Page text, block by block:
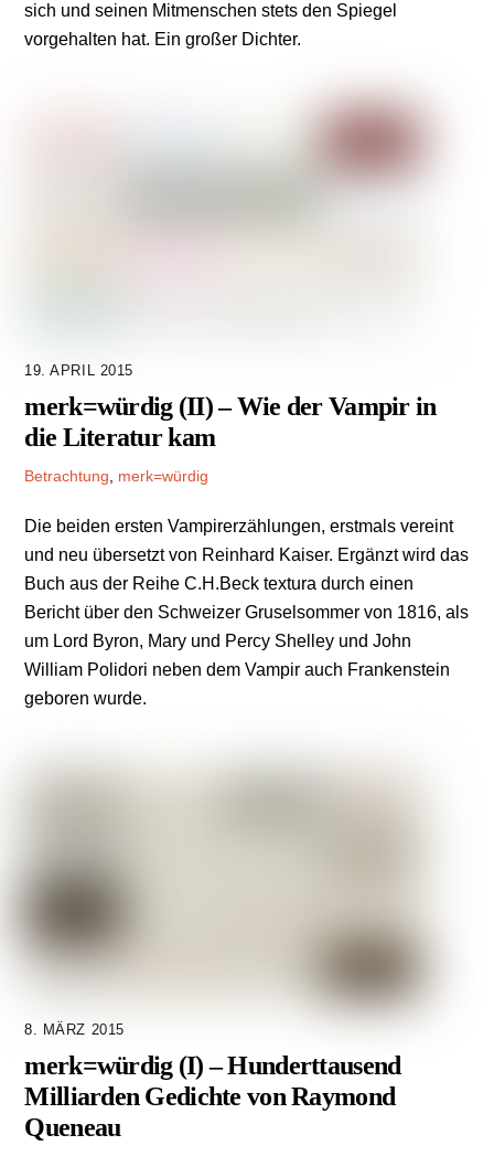
sich und seinen Mitmenschen stets den Spiegel
vorgehalten hat. Ein großer Dichter.
19. APRIL 2015
merk=würdig (II) – Wie der Vampir in
die Literatur kam
Betrachtung merk=würdig
Die beiden ersten Vampirerzählungen, erstmals vereint
und neu übersetzt von Reinhard Kaiser. Ergänzt wird das
Buch aus der Reihe C.H.Beck textura durch einen
Bericht über den Schweizer Gruselsommer von 1816, als
um Lord Byron, Mary und Percy Shelley und John
William Polidori neben dem Vampir auch Frankenstein
geboren wurde.
8. MÄRZ 2015
merk=würdig (I) – Hundert­tausend
Milliarden Gedichte von Raymond
Queneau